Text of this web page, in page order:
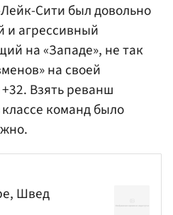
Сити был довольно
и агрессивный
на «Западе», не так
на своей
Взять реванш
команд было
Швед